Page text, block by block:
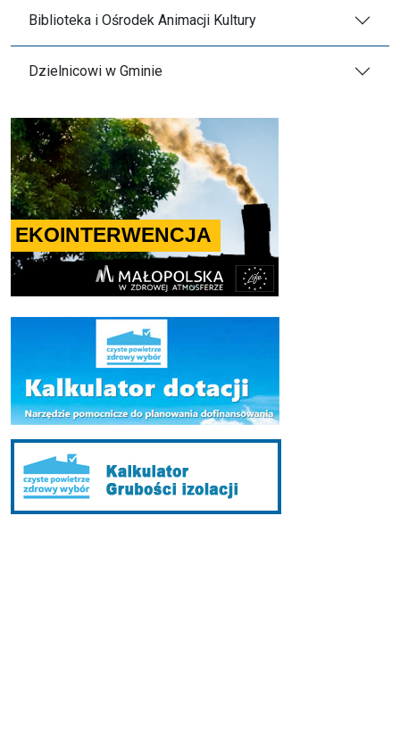
Biblioteka i Ośrodek Animacji Kultury
Dzielnicowi w Gminie